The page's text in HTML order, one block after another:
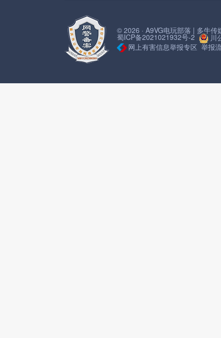
© 2026 · A9VG电玩部落 | 多牛传
蜀ICP备2021021932号-2
川
网上有害信息举报专区 举报